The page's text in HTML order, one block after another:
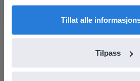
Tillat alle
Tilpass
Verktøy
Mapa de assentos
English